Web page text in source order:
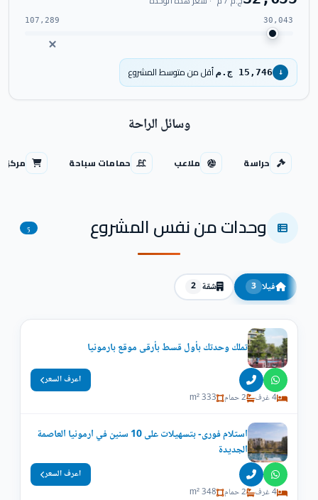
30,043
107,289
↓ 15,746 ج.م أقل من متوسط المشروع
وسائل الراحة
حراسة ملاعب حمامات سباحة مركز
وحدات من نفس المشروع 5
فيلا 3 شقة 2
تملك وحدتك بأول قسط بأرقى موقع بارمونيا
4 غرف 2 حمام 333 m²
اعرف السعر
استلام فورى- بتسهيلات على 10 سنين في ارمونيا العاصمة
الجديدة
4 غرف 2 حمام 348 m²
اعرف السعر